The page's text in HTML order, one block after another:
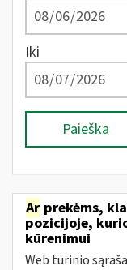
Iki
Paieška
Ar prekėms,
pozicijoje,
kūrenimui
Web turinio